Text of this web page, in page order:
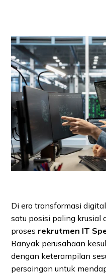
Di era transformasi digital,
satu posisi paling krusial
proses rekrutmen IT
Banyak perusahaan
dengan keterampilan
persaingan untuk